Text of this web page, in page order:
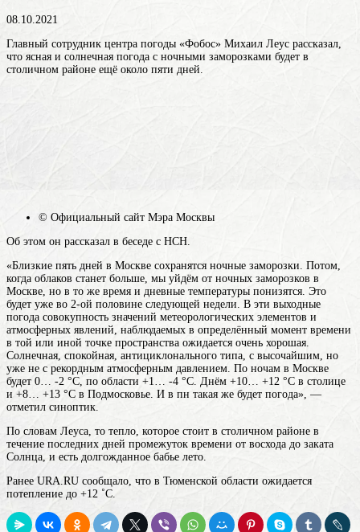
08.10.2021
Главный сотрудник центра погоды «Фобос» Михаил Леус рассказал,
что ясная и солнечная погода с ночными заморозками будет в
столичном районе ещё около пяти дней.
© Официальный сайт Мэра Москвы
Об этом он рассказал в беседе с НСН.
«Близкие пять дней в Москве сохранятся ночные заморозки. Потом,
когда облаков станет больше, мы уйдём от ночных заморозков в
Москве, но в то же время и дневные температуры понизятся. Это
будет уже во 2-ой половине следующей недели. В эти выходные
погода совокупность значений метеорологических элементов и
атмосферных явлений, наблюдаемых в определённый момент времени
в той или иной точке пространства ожидается очень хорошая.
Солнечная, спокойная, антициклонального типа, с высочайшим, но
уже не с рекордным атмосферным давлением. По ночам в Москве
будет 0… -2 °С, по области +1… -4 °С. Днём +10… +12 °С в столице
и +8… +13 °С в Подмосковье. И в пн такая же будет погода», —
отметил синоптик.
По словам Леуса, то тепло, которое стоит в столичном районе в
течение последних дней промежуток времени от восхода до заката
Солнца , и есть долгожданное бабье лето.
Ранее URA.RU сообщало, что в Тюменской области ожидается
потепление до +12 ˚С.